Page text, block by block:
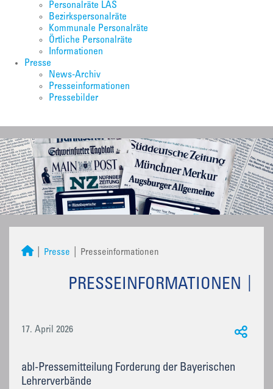
Personalräte LAS
Bezirkspersonalräte
Kommunale Personalräte
Örtliche Personalräte
Informationen
Presse
News-Archiv
Presseinformationen
Pressebilder
Presse Presseinformationen
PRESSEINFORMATIONEN
17. April 2026
abl-Pressemitteilung Forderung der Bayerischen
Lehrerverbände